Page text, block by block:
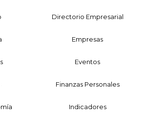
Directorio Empresarial
Empresas
Eventos
Finanzas Personales
Indicadores